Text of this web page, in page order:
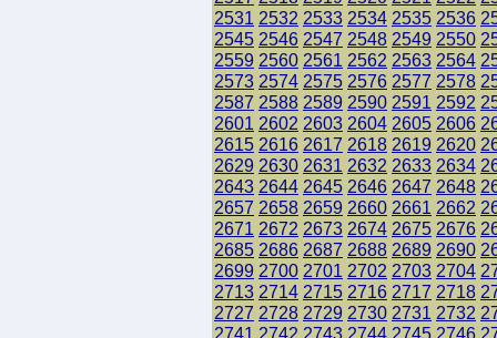
2531 2532 2533 2534 2535 2536
2545 2546 2547 2548 2549 2550
2559 2560 2561 2562 2563 2564
2573 2574 2575 2576 2577 2578
2587 2588 2589 2590 2591 2592
2601 2602 2603 2604 2605 2606
2615 2616 2617 2618 2619 2620
2629 2630 2631 2632 2633 2634
2643 2644 2645 2646 2647 2648
2657 2658 2659 2660 2661 2662
2671 2672 2673 2674 2675 2676
2685 2686 2687 2688 2689 2690
2699 2700 2701 2702 2703 2704
2713 2714 2715 2716 2717 2718
2727 2728 2729 2730 2731 2732
2741 2742 2743 2744 2745 2746